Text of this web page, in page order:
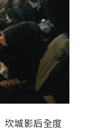
坎城影后全度